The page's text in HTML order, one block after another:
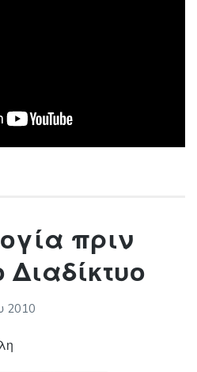
πριν
Διαδίκτυο
2010